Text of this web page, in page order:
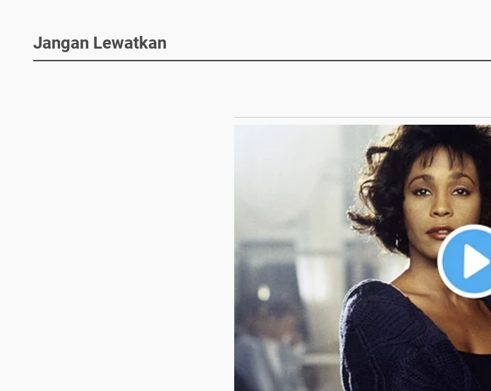
Jangan Lewatkan